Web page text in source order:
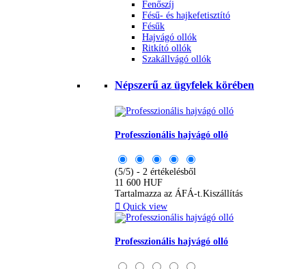
Fenőszíj
Fésű- és hajkefetisztító
Fésűk
Hajvágó ollók
Ritkító ollók
Szakállvágó ollók
Népszerű az ügyfelek körében
Professzionális hajvágó olló
(5/5) - 2 értékelésből
11 600 HUF
Tartalmazza az ÁFÁ-t.Kiszállítás
 Quick view
Professzionális hajvágó olló